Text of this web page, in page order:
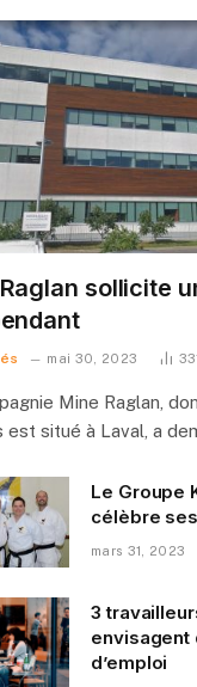
sollicite
mai 30, 2023
Mine Raglan,
est situé à Laval, a
Le Groupe
célèbre
mars 31, 2023
3
envisagent
d’emploi